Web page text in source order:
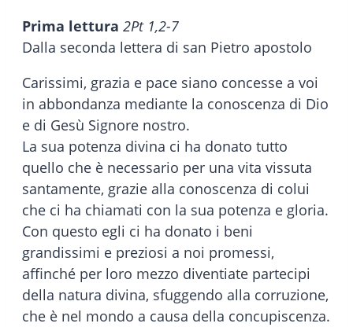
Prima lettura 2Pt 1,2-7
Dalla seconda lettera di san Pietro apostolo
Carissimi, grazia e pace siano concesse a voi
in abbondanza mediante la conoscenza di Dio
e di Gesù Signore nostro.
La sua potenza divina ci ha donato tutto
quello che è necessario per una vita vissuta
santamente, grazie alla conoscenza di colui
che ci ha chiamati con la sua potenza e gloria.
Con questo egli ci ha donato i beni
grandissimi e preziosi a noi promessi,
affinché per loro mezzo diventiate partecipi
della natura divina, sfuggendo alla corruzione,
che è nel mondo a causa della concupiscenza.